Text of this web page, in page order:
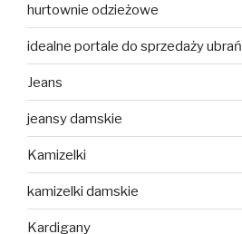
hurtownie odzieżowe
idealne portale do sprzedaży ubrań
Jeans
jeansy damskie
Kamizelki
kamizelki damskie
Kardigany